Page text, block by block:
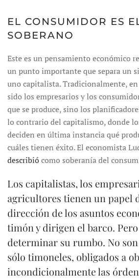
EL CONSUMIDOR ES
SOBERANO
Este es un pensamiento económico
un punto importante que separa un
uno capitalista. Tradicionalmente,
sido los empresarios y los
que se produce, sino los
lo contrario del capitalismo, donde
deciden en última instancia qué
cuáles tienen éxito. El economista
describiócomo soberanía del
Los capitalistas, los
agricultores tienen un papel
dirección de los asuntos
timón y dirigen el barco.
determinar su rumbo. No
sólo timoneles, obligados a
incondicionalmente las